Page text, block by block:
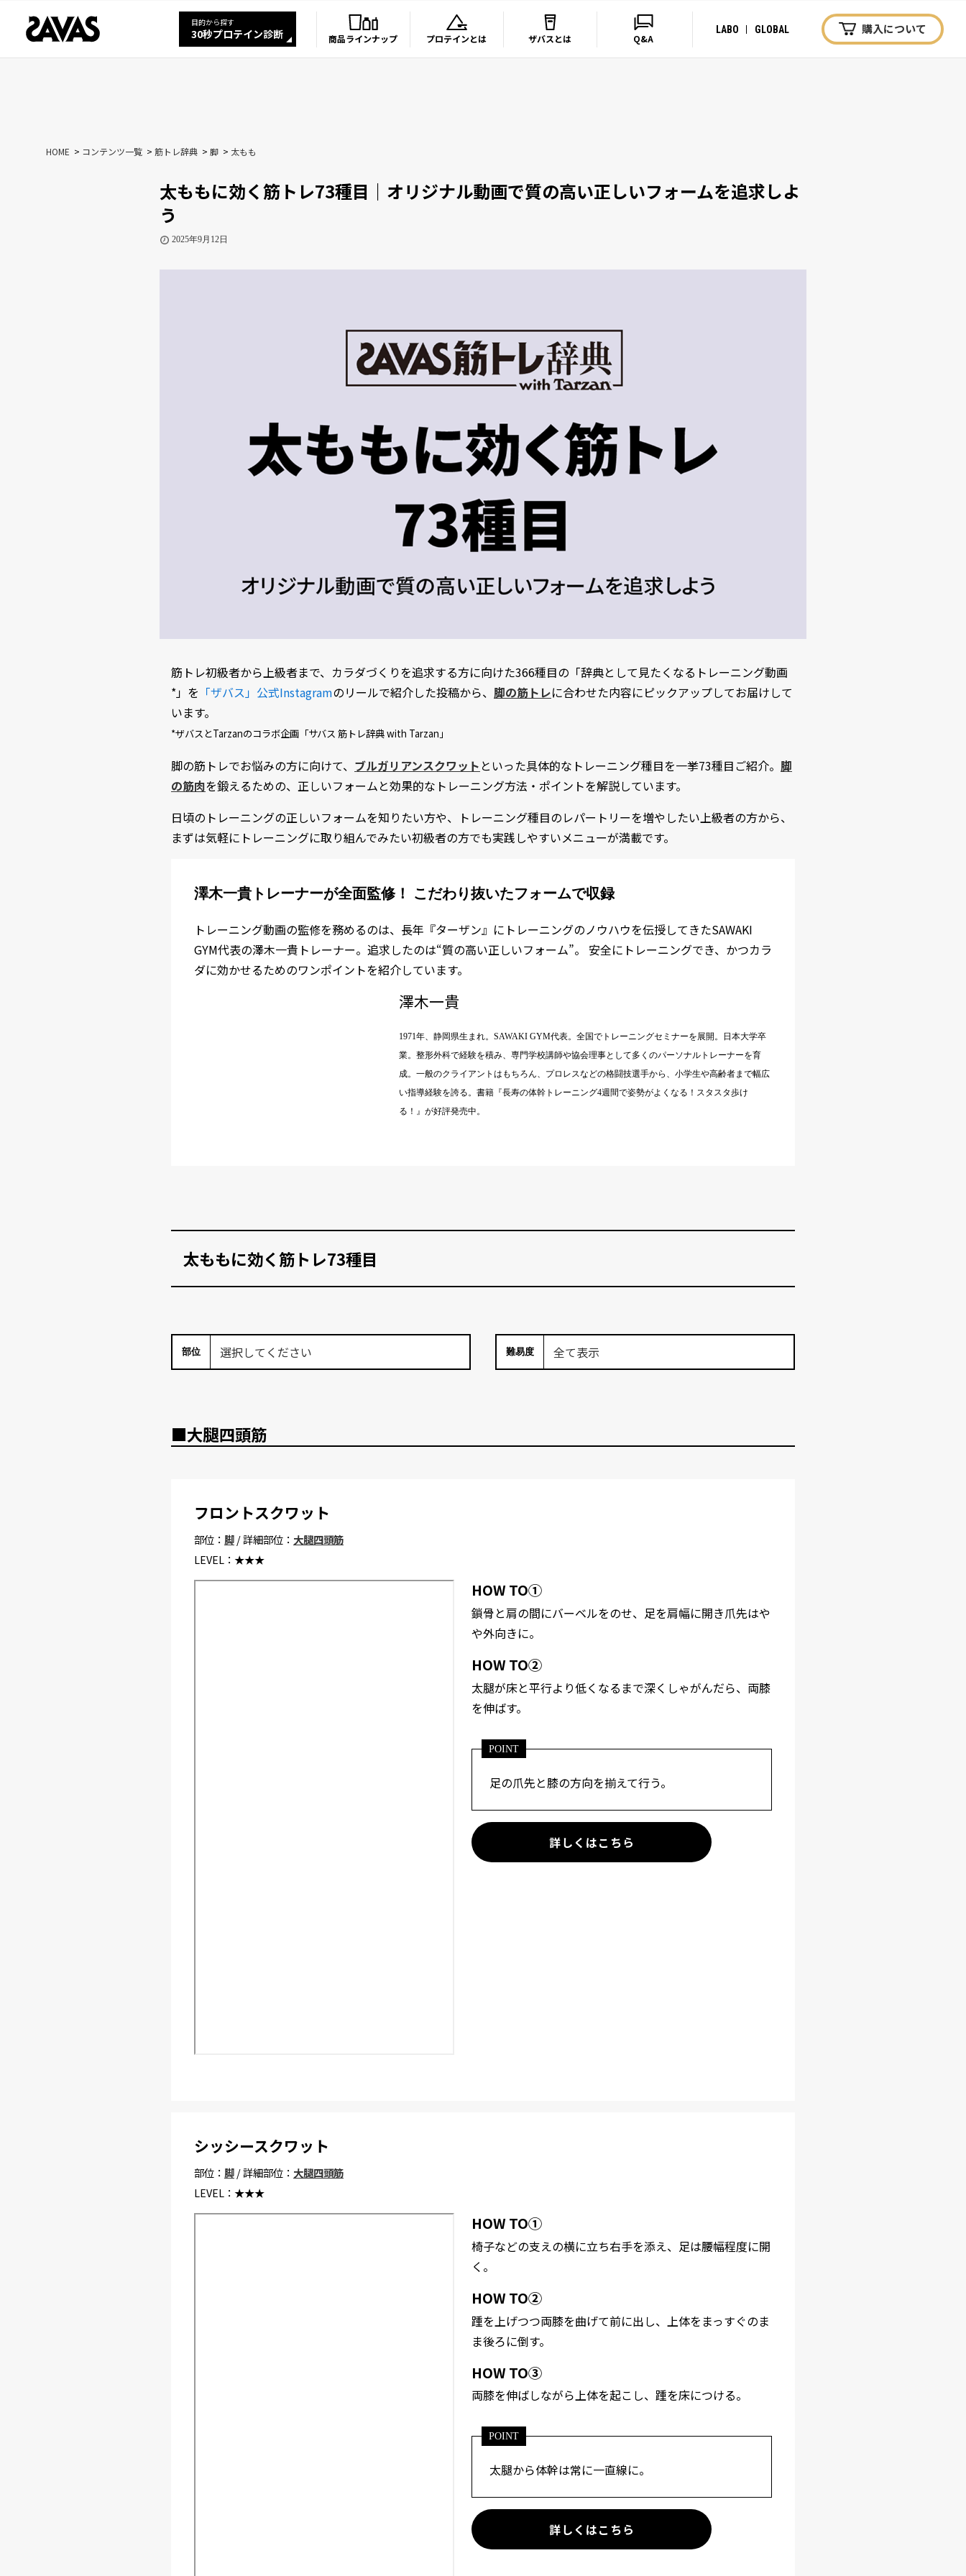
目的から探す
30秒プロテイン診断 商品ラインナップ プロテインとは ザバスとは Q&A
購入について
LABO GLOBAL
HOME コンテンツ一覧 筋トレ辞典 脚 太もも
太ももに効く筋トレ73種目｜オリジナル動画で質の高い正しいフォームを追求しよ
う
2025年9月12日
筋トレ初級者から上級者まで、カラダづくりを追求する方に向けた366種目の「辞典として見たくなるトレーニング動画
*」を 「ザバス」公式Instagramのリールで紹介した投稿から、 脚の筋トレに合わせた内容にピックアップしてお届けして
います。
*ザバスとTarzanのコラボ企画「サバス 筋トレ辞典 with Tarzan」
脚の筋トレでお悩みの方に向けて、 ブルガリアンスクワット といった具体的なトレーニング種目を一挙73種目ご紹介。 脚
の筋肉を鍛えるための、正しいフォームと効果的なトレーニング方法・ポイントを解説しています。
日頃のトレーニングの正しいフォームを知りたい方や、トレーニング種目のレパートリーを増やしたい上級者の方から、
まずは気軽にトレーニングに取り組んでみたい初級者の方でも実践しやすいメニューが満載です。
澤木一貴トレーナーが全面監修！ こだわり抜いたフォームで収録
トレーニング動画の監修を務めるのは、長年『ターザン』にトレーニングのノウハウを伝授してきたSAWAKI
GYM代表の澤木一貴トレーナー。追求したのは“質の高い正しいフォーム”。 安全にトレーニングでき、かつカラ
ダに効かせるためのワンポイントを紹介しています。
澤木一貴
1971年、静岡県生まれ。SAWAKI GYM代表。全国でトレーニングセミナーを展開。日本大学卒
業。整形外科で経験を積み、専門学校講師や協会理事として多くのパーソナルトレーナーを育
成。一般のクライアントはもちろん、プロレスなどの格闘技選手から、小学生や高齢者まで幅広
い指導経験を誇る。書籍『長寿の体幹トレーニング4週間で姿勢がよくなる！スタスタ歩け
る！』が好評発売中。
太ももに効く筋トレ73種目
部位 難易度
■大腿四頭筋
フロントスクワット
部位： 脚/ 詳細部位： 大腿四頭筋
LEVEL： ★★★
HOW TO①
鎖骨と肩の間にバーベルをのせ、足を肩幅に開き爪先はや
や外向きに。
HOW TO②
太腿が床と平行より低くなるまで深くしゃがんだら、両膝
を伸ばす。
POINT
足の爪先と膝の方向を揃えて行う。
詳しくはこちら
シッシースクワット
部位： 脚/ 詳細部位： 大腿四頭筋
LEVEL： ★★★
HOW TO①
椅子などの支えの横に立ち右手を添え、足は腰幅程度に開
く。
HOW TO②
踵を上げつつ両膝を曲げて前に出し、上体をまっすぐのま
ま後ろに倒す。
HOW TO③
両膝を伸ばしながら上体を起こし、踵を床につける。
POINT
太腿から体幹は常に一直線に。
詳しくはこちら